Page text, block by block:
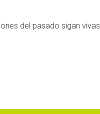
del pasado sigan vivas